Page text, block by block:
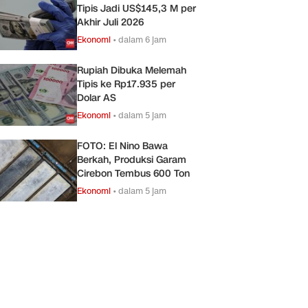
Tipis Jadi US$145,3 M per
Akhir Juli 2026
Ekonomi •dalam 6 jam
Rupiah Dibuka Melemah
Tipis ke Rp17.935 per
Dolar AS
Ekonomi •dalam 5 jam
FOTO: El Nino Bawa
Berkah, Produksi Garam
Cirebon Tembus 600 Ton
Ekonomi •dalam 5 jam